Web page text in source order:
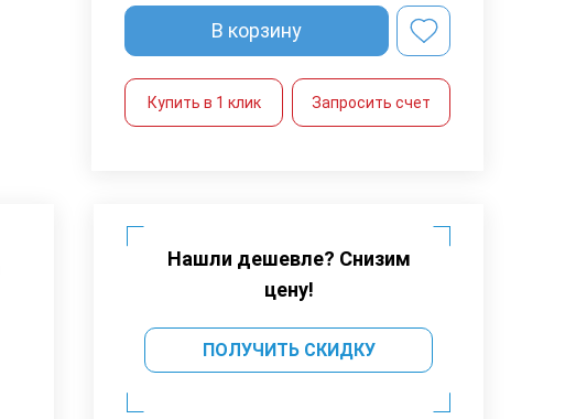
В корзину
Купить в 1 клик Запросить счет
Нашли дешевле? Снизим
цену!
ПОЛУЧИТЬ СКИДКУ